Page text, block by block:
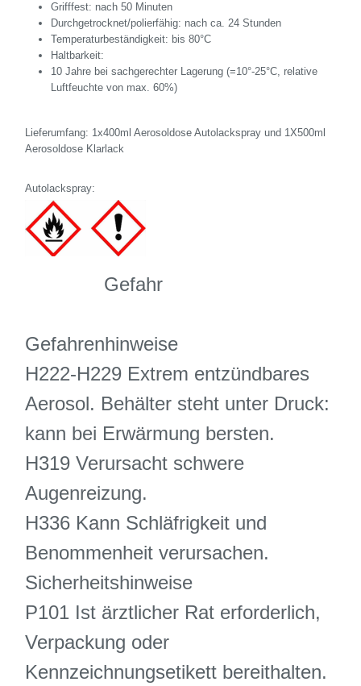
Grifffest: nach 50 Minuten
Durchgetrocknet/polierfähig: nach ca. 24 Stunden
Temperaturbeständigkeit: bis 80°C
Haltbarkeit:
10 Jahre bei sachgerechter Lagerung (=10°-25°C, relative
Luftfeuchte von max. 60%)
Lieferumfang: 1x400ml Aerosoldose Autolackspray und 1X500ml
Aerosoldose Klarlack
Autolackspray:
Gefahr
Gefahrenhinweise
H222-H229 Extrem entzündbares
Aerosol. Behälter steht unter Druck:
kann bei Erwärmung bersten.
H319 Verursacht schwere
Augenreizung.
H336 Kann Schläfrigkeit und
Benommenheit verursachen.
Sicherheitshinweise
P101 Ist ärztlicher Rat erforderlich,
Verpackung oder
Kennzeichnungsetikett bereithalten.